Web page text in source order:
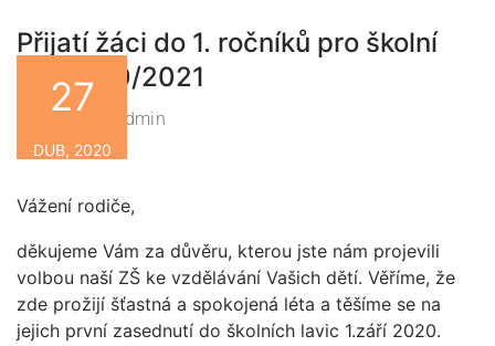
Přijatí žáci do 1. ročníků pro školní
rok 2020/2021
Zsbn-Admin
27
DUB, 2020
Vážení rodiče,
děkujeme Vám za důvěru, kterou jste nám projevili
volbou naší ZŠ ke vzdělávání Vašich dětí. Věříme, že
zde prožijí šťastná a spokojená léta a těšíme se na
jejich první zasednutí do školních lavic 1.září 2020.